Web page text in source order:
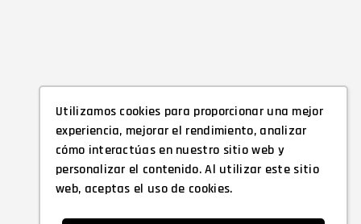
Utilizamos cookies para proporcionar una mejor
experiencia, mejorar el rendimiento, analizar
cómo interactúas en nuestro sitio web y
personalizar el contenido. Al utilizar este sitio
web, aceptas el uso de cookies.